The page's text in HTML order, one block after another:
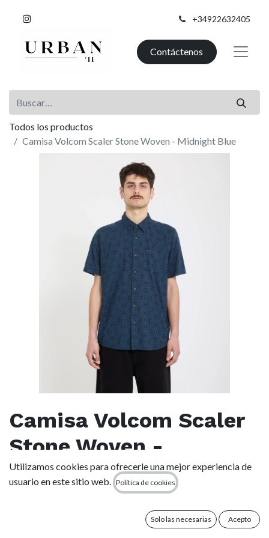
+34922632405
Contáctenos
Todos los productos
Camisa Volcom Scaler Stone Woven - Midnight Blue
Camisa Volcom Scaler
Stone Woven -
Midnight Blue
Utilizamos cookies para ofrecerle una mejor experiencia de
usuario en este sitio web.
Política de cookies
Solo las necesarias Acepto